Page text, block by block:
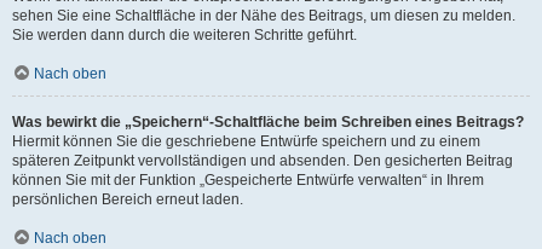
sehen Sie eine Schaltfläche in der Nähe des Beitrags, um diesen zu melden.
Sie werden dann durch die weiteren Schritte geführt.
Nach oben
Was bewirkt die „Speichern“-Schaltfläche beim Schreiben eines Beitrags?
Hiermit können Sie die geschriebene Entwürfe speichern und zu einem
späteren Zeitpunkt vervollständigen und absenden. Den gesicherten Beitrag
können Sie mit der Funktion „Gespeicherte Entwürfe verwalten“ in Ihrem
persönlichen Bereich erneut laden.
Nach oben